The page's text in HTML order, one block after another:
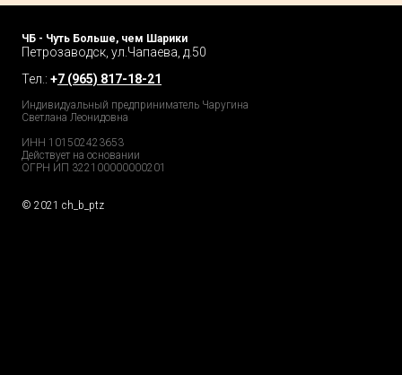
ЧБ - Чуть Больше, чем Шарики
Петрозаводск, ул.Чапаева, д.50
Тел.: +7 (965) 817-18-21
Индивидуальный предприниматель Чаругина
Светлана Леонидовна
ИНН 101502423653
Действует на основании
ОГРН ИП 322100000000201
© 2021 ch_b_ptz